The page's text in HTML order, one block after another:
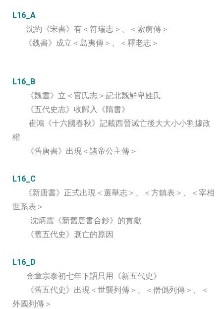
L16_A
沈約《宋書》有＜符瑞志＞、＜索虜傳＞
《魏書》成立＜島夷傳＞、＜釋老志＞
L16_B
《魏書》立＜官氏志＞記北魏鮮卑姓氏
《五代史志》收歸入《隋書》
崔鴻《十六國春秋》記載西晉滅亡後大大小小割據政
權
《舊唐書》出現＜諸帝公主傳＞
L16_C
《新唐書》正式出現＜選舉志＞、＜方鎮表＞、＜宰相
世系表＞
沈炳震《新舊唐書合鈔》的貢獻
《舊五代史》衰亡的原因
L16_D
金章宗泰初七年下詔只用《新五代史》
《舊五代史》出現＜世襲列傳＞、＜僭僞列傳＞、＜
外國列傳＞